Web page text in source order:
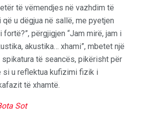
të vëmendjes në vazhdim të
u dëgjua në sallë, me pyetjen
përgjigjen “Jam mirë, jam i
akustika… xhami”, mbetet një
të seancës, pikërisht për
si u reflektua kufizimi fizik i
të xhamtë.
Sot